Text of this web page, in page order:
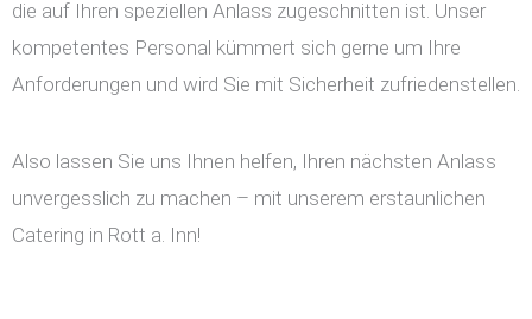
die auf Ihren speziellen Anlass zugeschnitten ist. Unser
kompetentes Personal kümmert sich gerne um Ihre
Anforderungen und wird Sie mit Sicherheit zufriedenstellen.
Also lassen Sie uns Ihnen helfen, Ihren nächsten Anlass
unvergesslich zu machen – mit unserem erstaunlichen
Catering in Rott a. Inn!